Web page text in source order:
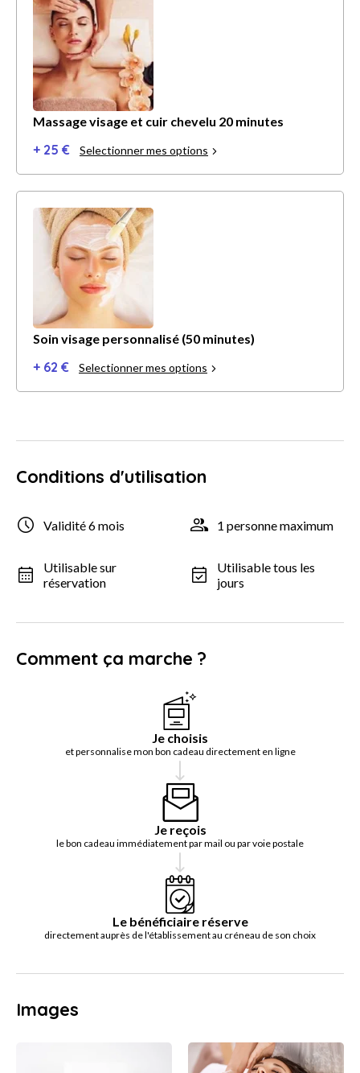
Massage visage et cuir chevelu 20 minutes
+ 25 € Selectionner mes options
Soin visage personnalisé (50 minutes)
+ 62 € Selectionner mes options
Conditions d'utilisation
Validité 6 mois 1 personne maximum
Utilisable sur
réservation
Utilisable tous les
jours
Comment ça marche ?
Je choisis
et personnalise mon bon cadeau directement en ligne
Je reçois
le bon cadeau immédiatement par mail ou par voie postale
Le bénéficiaire réserve
directement auprès de l'établissement au créneau de son choix
Images